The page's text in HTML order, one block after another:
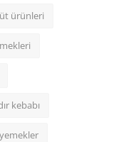
ürünleri
kebabı